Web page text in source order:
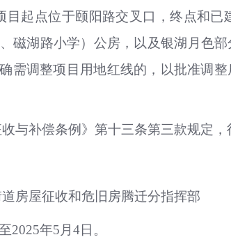
起点位于颐阳路交叉口，终点和
磁湖路小学）公房，以及银湖月色
需调整项目用地红线的，以批准调
与补偿条例》第十三条第三款规定，
房屋征收和危旧房腾迁分指挥部
2025年5月4日。